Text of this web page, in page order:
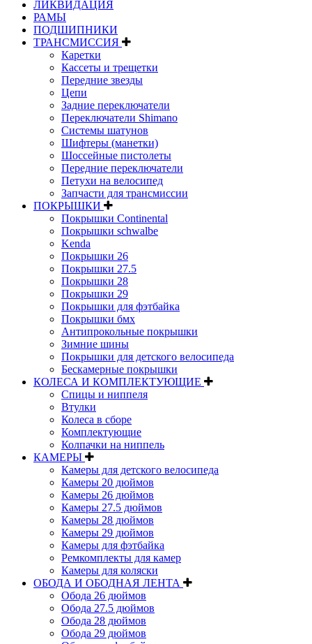
ЛИКВИДАЦИЯ
РАМЫ
ПОДШИПНИКИ
ТРАНСМИССИЯ
Каретки
Кассеты и трещетки
Передние звезды
Цепи
Задние переключатели
Переключатели Shimano
Системы шатунов
Шифтеры (манетки)
Шоссейные пистолеты
Передние переключатели
Петухи на велосипед
Запчасти для трансмиссии
ПОКРЫШКИ
Покрышки Continental
Покрышки schwalbe
Kenda
Покрышки 26
Покрышки 27.5
Покрышки 28
Покрышки 29
Покрышки для фэтбайка
Покрышки бмх
Антипрокольные покрышки
Зимние шины
Покрышки для детского велосипеда
Бескамерные покрышки
КОЛЕСА И КОМПЛЕКТУЮЩИЕ
Спицы и ниппеля
Втулки
Колеса в сборе
Комплектующие
Колпачки на ниппель
КАМЕРЫ
Камеры для детского велосипеда
Камеры 20 дюймов
Камеры 26 дюймов
Камеры 27.5 дюймов
Камеры 28 дюймов
Камеры 29 дюймов
Камеры для фэтбайка
Ремкомплекты для камер
Камеры для коляски
ОБОДА И ОБОДНАЯ ЛЕНТА
Обода 26 дюймов
Обода 27.5 дюймов
Обода 28 дюймов
Обода 29 дюймов